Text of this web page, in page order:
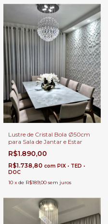
Lustre de Cristal Bola Ø50cm
para Sala de Jantar e Estar
R$1.890,00
R$1.738,80 com PIX • TED •
DOC
10 x de R$189,00 sem juros